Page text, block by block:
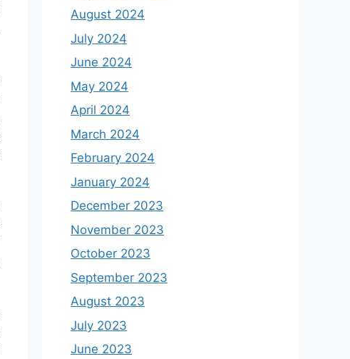
August 2024
July 2024
June 2024
May 2024
April 2024
March 2024
February 2024
January 2024
December 2023
November 2023
October 2023
September 2023
August 2023
July 2023
June 2023